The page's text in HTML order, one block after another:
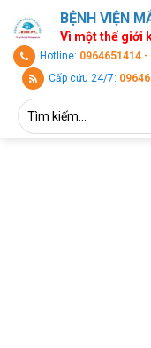
BỆNH VIỆN
Vì một thế giới
Hotline: 0964651414
Cấp cứu 24/7: